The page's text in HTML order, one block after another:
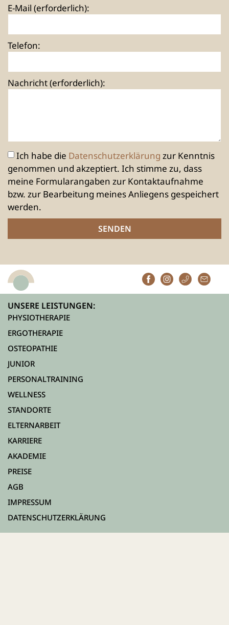
E-Mail (erforderlich):
Telefon:
Nachricht (erforderlich):
Ich habe die Datenschutzerklärung zur Kenntnis
genommen und akzeptiert. Ich stimme zu, dass
meine Formularangaben zur Kontaktaufnahme
bzw. zur Bearbeitung meines Anliegens gespeichert
werden.
SENDEN
UNSERE LEISTUNGEN:
PHYSIOTHERAPIE
ERGOTHERAPIE
OSTEOPATHIE
JUNIOR
PERSONALTRAINING
WELLNESS
STANDORTE
ELTERNARBEIT
KARRIERE
AKADEMIE
PREISE
AGB
IMPRESSUM
DATENSCHUTZERKLÄRUNG